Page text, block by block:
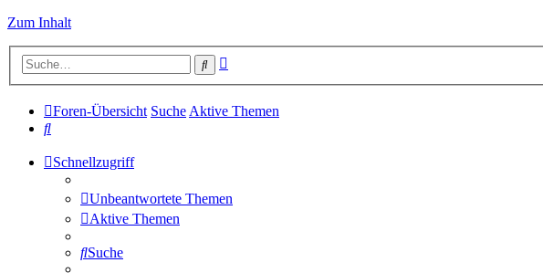
Zum Inhalt
Suche
Foren-Übersicht Suche Aktive Themen
Suche
Schnellzugriff
Unbeantwortete Themen
Aktive Themen
Suche